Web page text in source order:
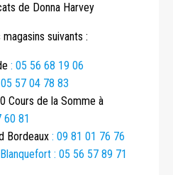
de Donna Harvey
suivants :
: 05 56 68 19 06
57 04 78 83
Cours de la Somme à
60 81
Bordeaux : 09 81 01 76 76
: 05 56 57 89 71